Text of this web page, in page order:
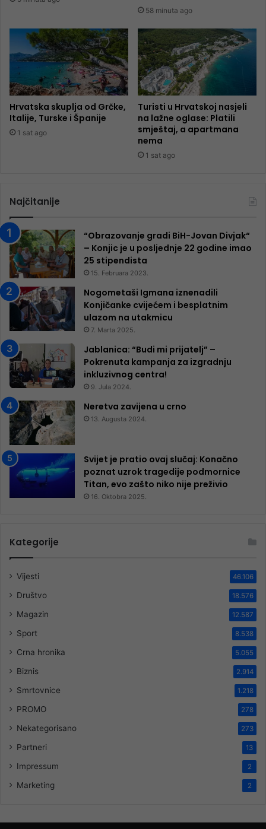
58 minuta ago
Hrvatska skuplja od Grčke,
Italije, Turske i Španije
1 sat ago
Turisti u Hrvatskoj nasjeli
na lažne oglase: Platili
smještaj, a apartmana
nema
1 sat ago
Najčitanije
“Obrazovanje gradi BiH-Jovan Divjak“
– Konjic je u posljednje 22 godine imao
25 ​​stipendista
15. Februara 2023.
Nogometaši Igmana iznenadili
Konjičanke cvijećem i besplatnim
ulazom na utakmicu
7. Marta 2025.
Jablanica: “Budi mi prijatelj” –
Pokrenuta kampanja za izgradnju
inkluzivnog centra!
9. Jula 2024.
Neretva zavijena u crno
13. Augusta 2024.
Svijet je pratio ovaj slučaj: Konačno
poznat uzrok tragedije podmornice
Titan, evo zašto niko nije preživio
16. Oktobra 2025.
Kategorije
Vijesti 46.106
Društvo 18.576
Magazin 12.587
Sport 8.538
Crna hronika 5.055
Biznis 2.914
Smrtovnice 1.218
PROMO 278
Nekategorisano 273
Partneri 13
Impressum 2
Marketing 2